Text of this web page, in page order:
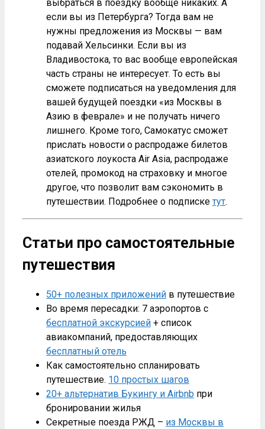
выбраться в поездку вообще никаких. А
если вы из Петербурга? Тогда вам не
нужны предложения из Москвы — вам
подавай Хельсинки. Если вы из
Владивостока, то вас вообще европейская
часть страны не интересует. То есть вы
сможете подписаться на уведомления для
вашей будущей поездки «из Москвы в
Азию в феврале» и не получать ничего
лишнего. Кроме того, Самокатус сможет
прислать новости о распродаже билетов
азиатского лоукоста Air Asia, распродаже
отелей, промокод на страховку и многое
другое, что позволит вам сэкономить в
путешествии. Подробнее о подписке тут.
Статьи про самостоятельные
путешествия
50+ полезных приложений в путешествие
Во время пересадки: 7 аэропортов с
бесплатной экскурсией + cписок
авиакомпаний, предоставляющих
бесплатный отель
Как самостоятельно спланировать
путешествие. 10 простых шагов
20+ альтернатив Букингу и Airbnb при
бронировании жилья
Секретные поезда РЖД – из Москвы в